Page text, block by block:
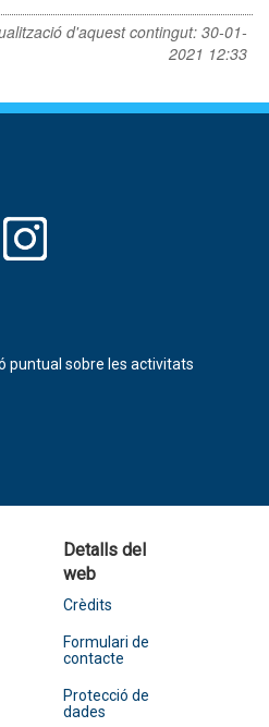
d'aquest contingut: 30-01-
2021 12:33
puntual sobre les activitats
Detalls del
web
Crèdits
Formulari de
contacte
Protecció de
dades